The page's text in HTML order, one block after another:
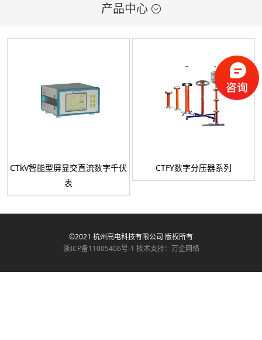
产品中心 
CTkV智能型屏显交直流数字千伏
表
CTFY数字分压器系列
©2021 杭州高电科技有限公司 版权所有
浙ICP备11005406号-1 技术支持：万企网络